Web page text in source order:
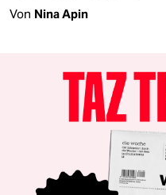
Von Nina Apin